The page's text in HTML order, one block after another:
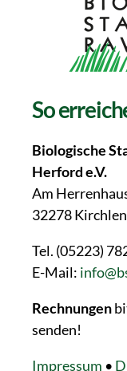
So
Biologische
Herford e.V.
Am
32278
Tel. (05223)
E-Mail:
Rechnungen
senden!
Impressum •